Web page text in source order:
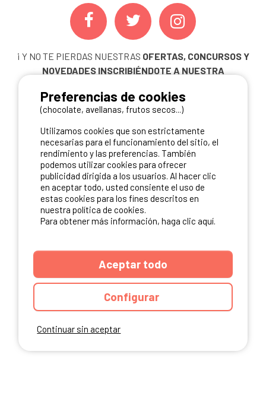
¡ Y NO TE PIERDAS NUESTRAS OFERTAS, CONCURSOS Y
NOVEDADES INSCRIBIÉNDOTE A NUESTRA
ME INSCRIBO
NUESTROS PARTNERS
Continuar sin aceptar
Preferencias de cookies
(chocolate, avellanas, frutos secos...)
Utilizamos cookies que son estrictamente
necesarias para el funcionamiento del sitio, el
rendimiento y las preferencias. También
podemos utilizar cookies para ofrecer
publicidad dirigida a los usuarios. Al hacer clic
en aceptar todo, usted consiente el uso de
estas cookies para los fines descritos en
nuestra política de cookies.
Para obtener más información, haga clic aquí.
Aceptar todo
Configurar